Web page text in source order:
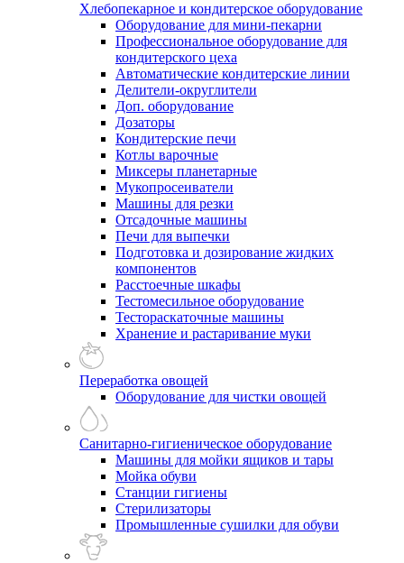
Хлебопекарное и кондитерское оборудование
Оборудование для мини-пекарни
Профессиональное оборудование для
кондитерского цеха
Автоматические кондитерские линии
Делители-округлители
Доп. оборудование
Дозаторы
Кондитерские печи
Котлы варочные
Миксеры планетарные
Мукопросеиватели
Машины для резки
Отсадочные машины
Печи для выпечки
Подготовка и дозирование жидких
компонентов
Расстоечные шкафы
Тестомесильное оборудование
Тестораскаточные машины
Хранение и растаривание муки
Переработка овощей
Оборудование для чистки овощей
Санитарно-гигиеническое оборудование
Машины для мойки ящиков и тары
Мойка обуви
Станции гигиены
Стерилизаторы
Промышленные сушилки для обуви